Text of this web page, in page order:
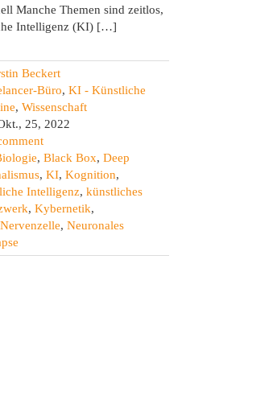
Manche Themen sind zeitlos,
Intelligenz (KI) […]
Beckert
Büro, KI - Künstliche
, Wissenschaft
25, 2022
, Black Box, Deep
, KI, Kognition,
Intelligenz, künstliches
, Kybernetik,
Nervenzelle, Neuronales